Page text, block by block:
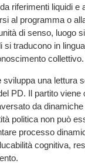
riferimenti liquidi e
al programma o
di senso, luogo
si traducono in
collettivo.
sviluppa una lettura
PD. Il partito
da
politica non può
processo
cognitiva,